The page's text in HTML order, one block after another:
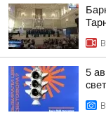
5